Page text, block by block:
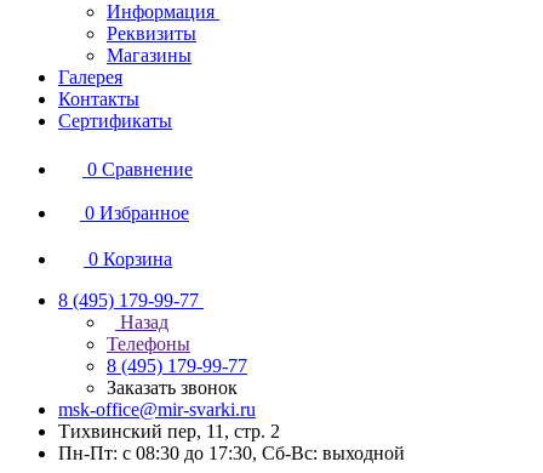
Информация
Реквизиты
Магазины
Галерея
Контакты
Сертификаты
0 Сравнение
0 Избранное
0 Корзина
8 (495) 179-99-77
Назад
Телефоны
8 (495) 179-99-77
Заказать звонок
msk-office@mir-svarki.ru
Тихвинский пер, 11, стр. 2
Пн-Пт: с 08:30 до 17:30, Сб-Вс: выходной